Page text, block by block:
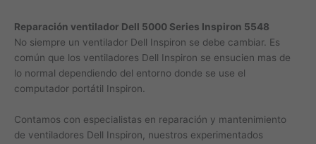
Reparación ventilador Dell 5000 Series Inspiron 5548
No siempre un ventilador Dell Inspiron se debe cambiar. Es
común que los ventiladores Dell Inspiron se ensucien mas de
lo normal dependiendo del entorno donde se use el
computador portátil Inspiron.
Contamos con especialistas en reparación y mantenimiento
de ventiladores Dell Inspiron, nuestros experimentados